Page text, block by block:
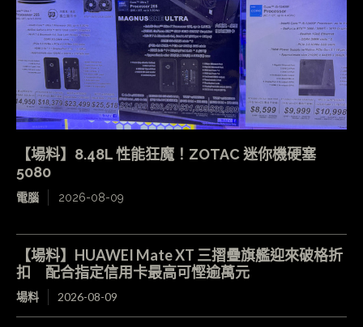
【場料】8.48L 性能狂魔！ZOTAC 迷你機硬塞
5080
電腦 2026-08-09
【場料】HUAWEI Mate XT 三摺疊旗艦迎來破格折
扣 配合指定信用卡最高可慳逾萬元
場料 2026-08-09